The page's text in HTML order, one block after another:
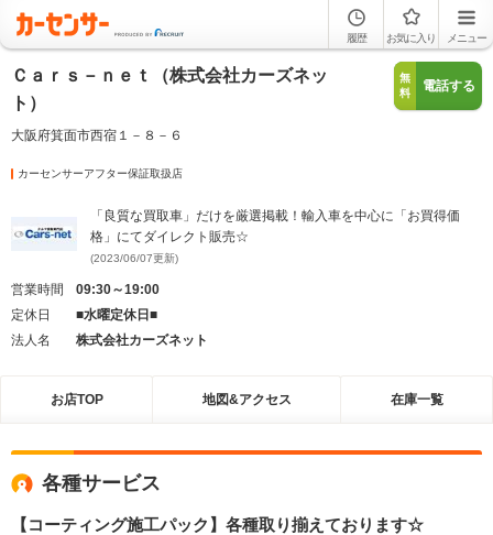
履歴 お気に入り メニュー
Ｃａｒｓ－ｎｅｔ（株式会社カーズネッ
ト）
大阪府箕面市西宿１－８－６
無
料
電話する
カーセンサーアフター保証取扱店
「良質な買取車」だけを厳選掲載！輸入車を中心に「お買得価
格」にてダイレクト販売☆
(2023/06/07更新)
営業時間
09:30～19:00
定休日
■水曜定休日■
法人名
株式会社カーズネット
お店TOP 地図&アクセス 在庫一覧
各種サービス
【コーティング施工パック】各種取り揃えております☆